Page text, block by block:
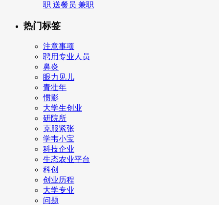
职 送餐员 兼职
热门标签
注意事项
聘用专业人员
鼻炎
眼力见儿
青壮年
惯影
大学生创业
研院所
克服紧张
学韦小宝
科技企业
生态农业平台
科创
创业历程
大学专业
问题